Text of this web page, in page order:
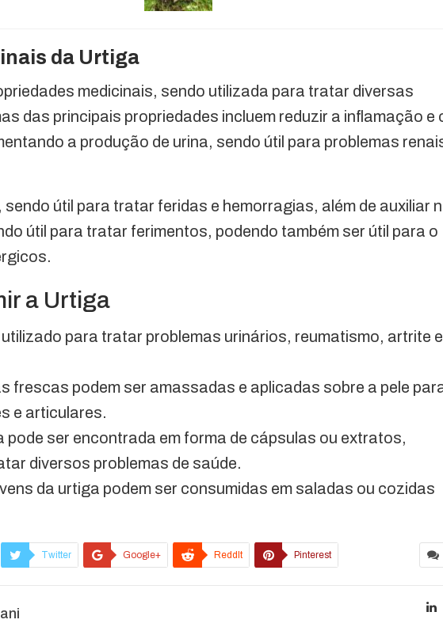
da Urtiga
medicinais, sendo utilizada para tratar diversas
das principais propriedades incluem reduzir a inflamação e
a produção de urina, sendo útil para problemas
útil para tratar feridas e hemorragias, além de auxiliar
útil para tratar ferimentos, podendo também ser útil para o
a Urtiga
para tratar problemas urinários, reumatismo, artrite e
frescas podem ser amassadas e aplicadas sobre a pele
e articulares.
pode ser encontrada em forma de cápsulas ou extratos,
diversos problemas de saúde.
da urtiga podem ser consumidas em saladas ou cozidas
Twitter Google+ ReddIt Pinterest